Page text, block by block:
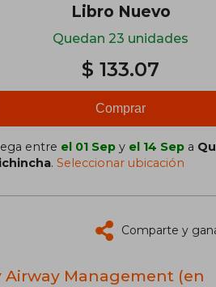
Libro Nuevo
Quedan 23 unidades
$ 133.07
Comprar
entre el 01 Sep y el 14 Sep a
. Seleccionar ubicación
Comparte y
Management (en